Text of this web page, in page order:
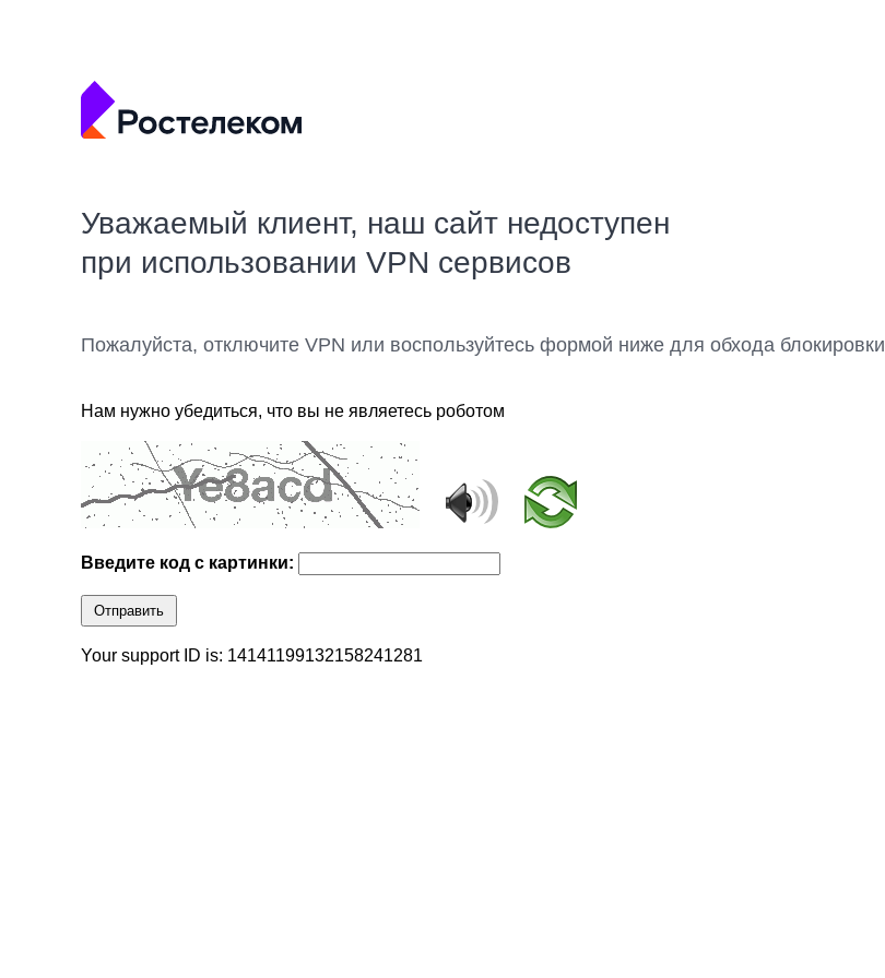
Уважаемый клиент, наш сайт недоступен
при использовании VPN сервисов
Пожалуйста, отключите VPN или воспользуйтесь формой ниже для обхода блокировки
Нам нужно убедиться, что вы не являетесь роботом
Введите код с картинки:
Отправить
Your support ID is: 14141199132158241281